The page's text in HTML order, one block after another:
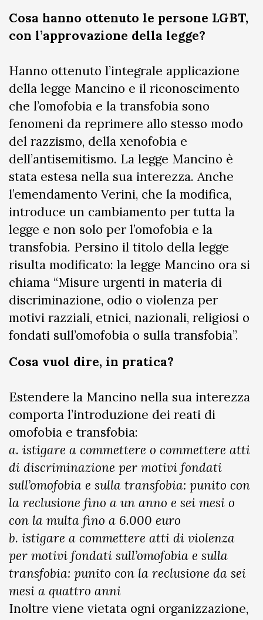
Cosa hanno ottenuto le persone LGBT,
con l’approvazione della legge?
Hanno ottenuto l’integrale applicazione
della legge Mancino e il riconoscimento
che l’omofobia e la transfobia sono
fenomeni da reprimere allo stesso modo
del razzismo, della xenofobia e
dell’antisemitismo. La legge Mancino è
stata estesa nella sua interezza. Anche
l’emendamento Verini, che la modifica,
introduce un cambiamento per tutta la
legge e non solo per l’omofobia e la
transfobia. Persino il titolo della legge
risulta modificato: la legge Mancino ora si
chiama “Misure urgenti in materia di
discriminazione, odio o violenza per
motivi razziali, etnici, nazionali, religiosi o
fondati sull’omofobia o sulla transfobia”.
Cosa vuol dire, in pratica?
Estendere la Mancino nella sua interezza
comporta l’introduzione dei reati di
omofobia e transfobia:
a. istigare a commettere o commettere atti
di discriminazione per motivi fondati
sull’omofobia e sulla transfobia: punito con
la reclusione fino a un anno e sei mesi o
con la multa fino a 6.000 euro
b. istigare a commettere atti di violenza
per motivi fondati sull’omofobia e sulla
transfobia: punito con la reclusione da sei
mesi a quattro anni
Inoltre viene vietata ogni organizzazione,